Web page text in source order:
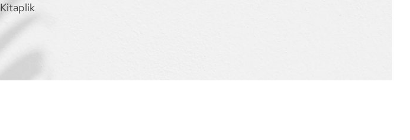
Kitaplik